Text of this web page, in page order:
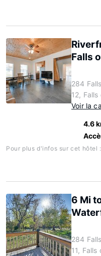
Falls
284
12,
Voir la
4.6
Pour plus d'infos sur cet hôtel :
6 Mi
284
11,